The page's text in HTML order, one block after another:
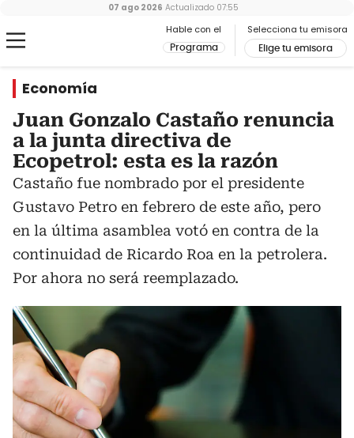
Hable con el
Programa
Selecciona tu emisora
Elige tu emisora
07 ago 2026 Actualizado 07:55
Economía
Juan Gonzalo Castaño renuncia
a la junta directiva de
Ecopetrol: esta es la razón
Castaño fue nombrado por el presidente
Gustavo Petro en febrero de este año, pero
en la última asamblea votó en contra de la
continuidad de Ricardo Roa en la petrolera.
Por ahora no será reemplazado.